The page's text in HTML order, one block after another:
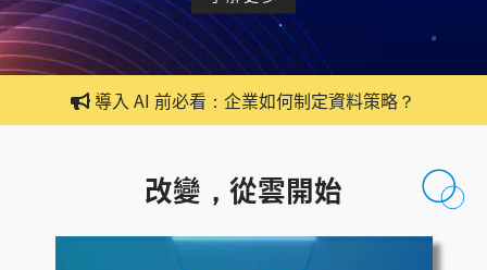
銓鍇國際榮獲「2026 TALENT, in Taiwan 人才永續行動聯盟」六項指標全數通過
導入 AI 前必看：企業如何制定資料策略？
AI Agent 元年來了：AWS Summit Taipei 2026 四大策略 × CKmates 資安聯防解析
銓鍇國際榮獲「2026 TALENT, in Taiwan 人才永續行動聯盟」六項指標全數通過
改變，從雲開始